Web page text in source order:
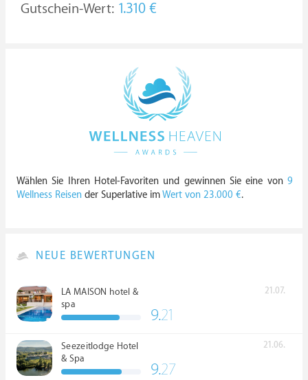
Gutschein-Wert: 1.310 €
Wählen Sie Ihren Hotel-Favoriten und gewinnen Sie eine von 9
Wellness Reisen der Superlative imWert von 23.000 €.
NEUE BEWERTUNGEN
LA MAISON hotel &
spa
21.07.
9.21
Seezeitlodge Hotel
& Spa
21.06.
9.27